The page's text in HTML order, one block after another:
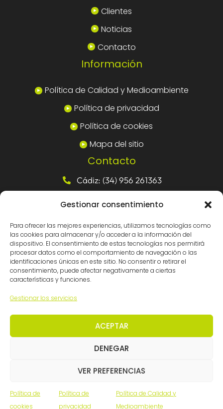
Gestionar consentimiento
Para ofrecer las mejores experiencias, utilizamos tecnologías como
las cookies para almacenar y/o acceder a la información del
dispositivo. El consentimiento de estas tecnologías nos permitirá
procesar datos como el comportamiento de navegación o las
identificaciones únicas en este sitio. No consentir o retirar el
consentimiento, puede afectar negativamente a ciertas
características y funciones.
Gestionar los servicios
ACEPTAR
DENEGAR
VER PREFERENCIAS
Política de
cookies
Política de
privacidad
Política de Calidad y
Medioambiente
Clientes
Noticias
Contacto
Información
Política de Calidad y Medioambiente
Política de privacidad
Política de cookies
Mapa del sitio
Contacto
Cádiz: (34) 956 261363
Trabaja con nosotros
Canal ético y de denuncias
Certificaciones
© Ingemation Ingeniería 2026 • Todos los derechos
Inicianet